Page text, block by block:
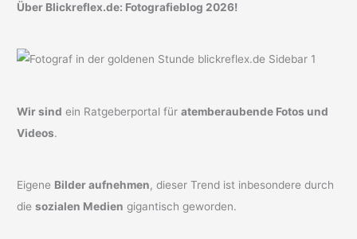
Über Blickreflex.de: Fotografieblog 2026!
Wir sind ein Ratgeberportal füratemberaubende Fotos und
Videos.
Eigene Bilder aufnehmen, dieser Trend ist inbesondere durch
diesozialen Medien gigantisch geworden.